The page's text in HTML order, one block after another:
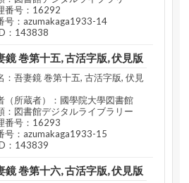
番号：16292
号：azumakaga1933-14
：143838
鏡 巻第十五, 古活字版, 伏見版
：吾妻鏡 巻第十五, 古活字版, 伏見
（所蔵者）：國學院大學図書館
：図書館デジタルライブラリー
番号：16293
号：azumakaga1933-15
：143839
鏡 巻第十六, 古活字版, 伏見版